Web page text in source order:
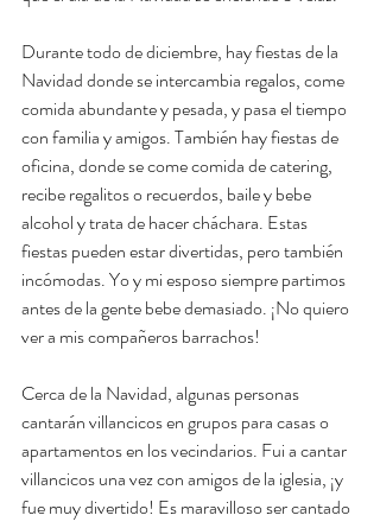
Durante todo de diciembre, hay fiestas de la
Navidad donde se intercambia regalos, come
comida abundante y pesada, y pasa el tiempo
con familia y amigos. También hay fiestas de
oficina, donde se come comida de catering,
recibe regalitos o recuerdos, baile y bebe
alcohol y trata de hacer cháchara. Estas
fiestas pueden estar divertidas, pero también
incómodas. Yo y mi esposo siempre partimos
antes de la gente bebe demasiado. ¡No quiero
ver a mis compañeros barrachos!
Cerca de la Navidad, algunas personas
cantarán villancicos en grupos para casas o
apartamentos en los vecindarios. Fui a cantar
villancicos una vez con amigos de la iglesia, ¡y
fue muy divertido! Es maravilloso ser cantado